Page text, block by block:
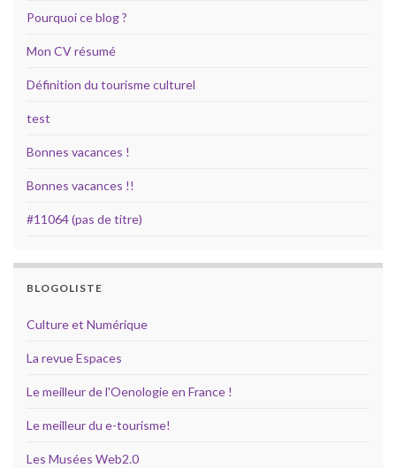
Pourquoi ce blog ?
Mon CV résumé
Définition du tourisme culturel
test
Bonnes vacances !
Bonnes vacances !!
#11064 (pas de titre)
BLOGOLISTE
Culture et Numérique
La revue Espaces
Le meilleur de l'Oenologie en France !
Le meilleur du e-tourisme!
Les Musées Web2.0